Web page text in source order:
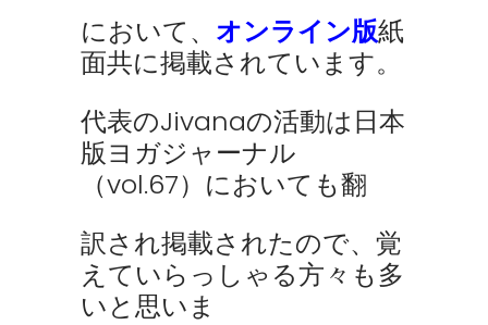
において、 オンライン版紙
面共に掲載されています。
代表のJivanaの活動は日本
版ヨガジャーナル
（vol.67）においても翻
訳され掲載されたので、覚
えていらっしゃる方々も多
いと思いま